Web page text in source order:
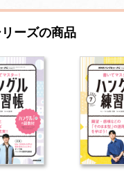
リーズの商品